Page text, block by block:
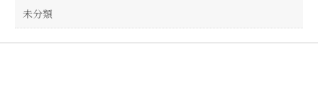
未分類